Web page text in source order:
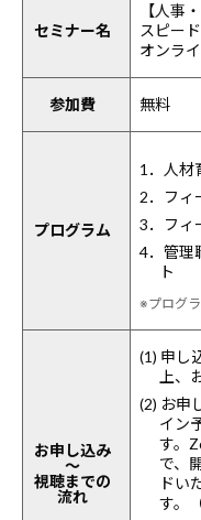
セミナー名
【人事
スピー
オンラ
参加費 無料
プログラム
1．人材
2．フィ
3．フィ
4．管理
ト
※プログ
お申し込み
～
視聴までの
流れ
(1) 申し
上、
(2) お申
イン
す。
で、
ドい
す。